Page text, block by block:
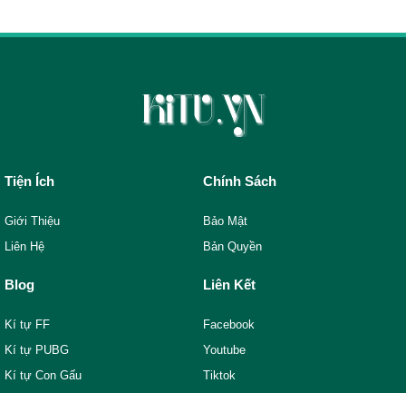
Tiện Ích
Giới Thiệu
Liên Hệ
Chính Sách
Bảo Mật
Bản Quyền
Blog
Kí tự FF
Kí tự PUBG
Kí tự Con Gấu
Liên Kết
Facebook
Youtube
Tiktok